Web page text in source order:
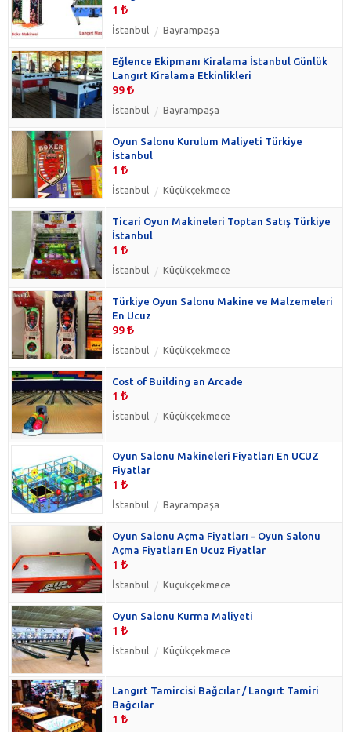
1
İstanbul Bayrampaşa
Eğlence Ekipmanı Kiralama İstanbul Günlük
Langırt Kiralama Etkinlikleri
99
İstanbul Bayrampaşa
Oyun Salonu Kurulum Maliyeti Türkiye
İstanbul
1
İstanbul Küçükçekmece
Ticari Oyun Makineleri Toptan Satış Türkiye
İstanbul
1
İstanbul Küçükçekmece
Türkiye Oyun Salonu Makine ve Malzemeleri
En Ucuz
99
İstanbul Küçükçekmece
Cost of Building an Arcade
1
İstanbul Küçükçekmece
Oyun Salonu Makineleri Fiyatları En UCUZ
Fiyatlar
1
İstanbul Bayrampaşa
Oyun Salonu Açma Fiyatları - Oyun Salonu
Açma Fiyatları En Ucuz Fiyatlar
1
İstanbul Küçükçekmece
Oyun Salonu Kurma Maliyeti
1
İstanbul Küçükçekmece
Langırt Tamircisi Bağcılar / Langırt Tamiri
Bağcılar
1